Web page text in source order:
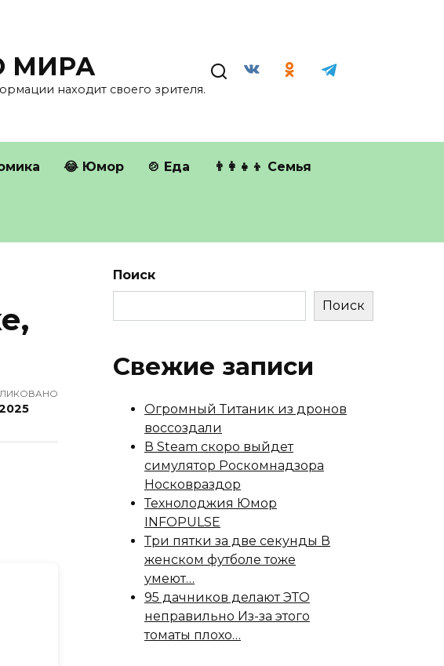
МИРА
находит своего зрителя.
😂 Юмор 🍲 Еда 👨‍👩‍👧‍👦 Семья
Поиск
Поиск
Свежие записи
Огромный Титаник из дронов
воссоздали
В Steam скоро выйдет
симулятор Роскомнадзора
Носковраздор
Технолоджия Юмор
INFOPULSE
Три пятки за две секунды В
женском футболе тоже
умеют…
95 дачников делают ЭТО
неправильно Из-за этого
томаты плохо…